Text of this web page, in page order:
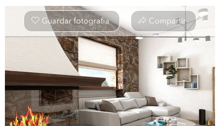
Guardar fotografia Compartir